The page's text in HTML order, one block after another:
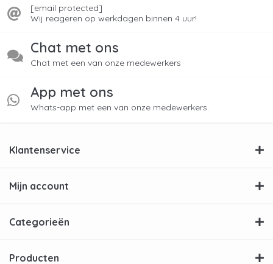
[email protected]
Wij reageren op werkdagen binnen 4 uur!
Chat met ons
Chat met een van onze medewerkers
App met ons
Whats-app met een van onze medewerkers.
Klantenservice
Mijn account
Categorieën
Producten